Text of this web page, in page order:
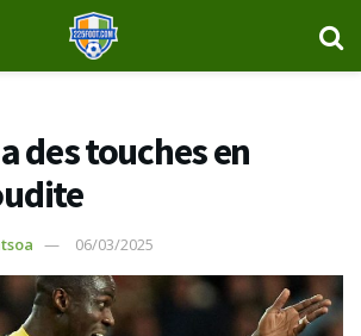
des touches en
06/03/2025